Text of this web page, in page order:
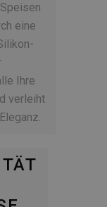
eine
Ihre
verleiht